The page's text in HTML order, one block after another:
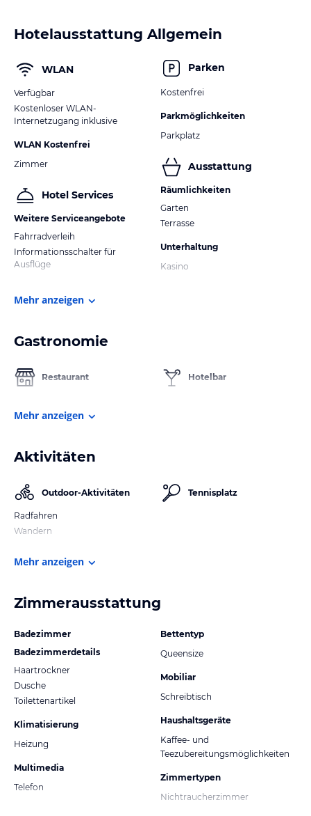
Hotelausstattung Allgemein
WLAN
Verfügbar
Kostenloser WLAN-
Internetzugang inklusive
WLAN Kostenfrei
Zimmer
Hotel Services
Weitere Serviceangebote
Fahrradverleih
Informationsschalter für
Ausflüge
Parken
Kostenfrei
Parkmöglichkeiten
Parkplatz
Ausstattung
Räumlichkeiten
Garten
Terrasse
Unterhaltung
Kasino
Mehr anzeigen
Gastronomie
Restaurant Hotelbar
Mehr anzeigen
Aktivitäten
Outdoor-Aktivitäten
Radfahren
Wandern
Tennisplatz
Mehr anzeigen
Zimmerausstattung
Badezimmer
Badezimmerdetails
Haartrockner
Dusche
Toilettenartikel
Klimatisierung
Heizung
Multimedia
Telefon
Bettentyp
Queensize
Mobiliar
Schreibtisch
Haushaltsgeräte
Kaffee- und
Teezubereitungsmöglichkeiten
Zimmertypen
Nichtraucherzimmer